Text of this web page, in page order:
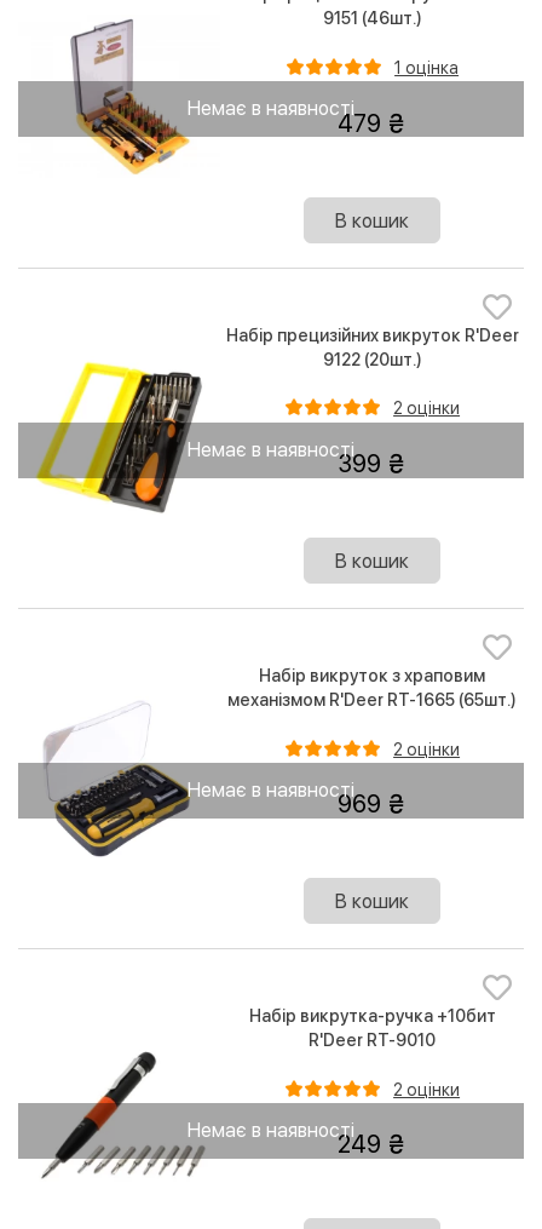
Немає в наявності
9151 (46шт.)
1 оцінка
479
В кошик
Немає в наявності
Набір прецизійних викруток R'Deer
9122 (20шт.)
2 оцінки
399
В кошик
Немає в наявності
Набір викруток з храповим
механізмом R'Deer RT-1665 (65шт.)
2 оцінки
969
В кошик
Немає в наявності
Набір викрутка-ручка +10бит
R'Deer RT-9010
2 оцінки
249